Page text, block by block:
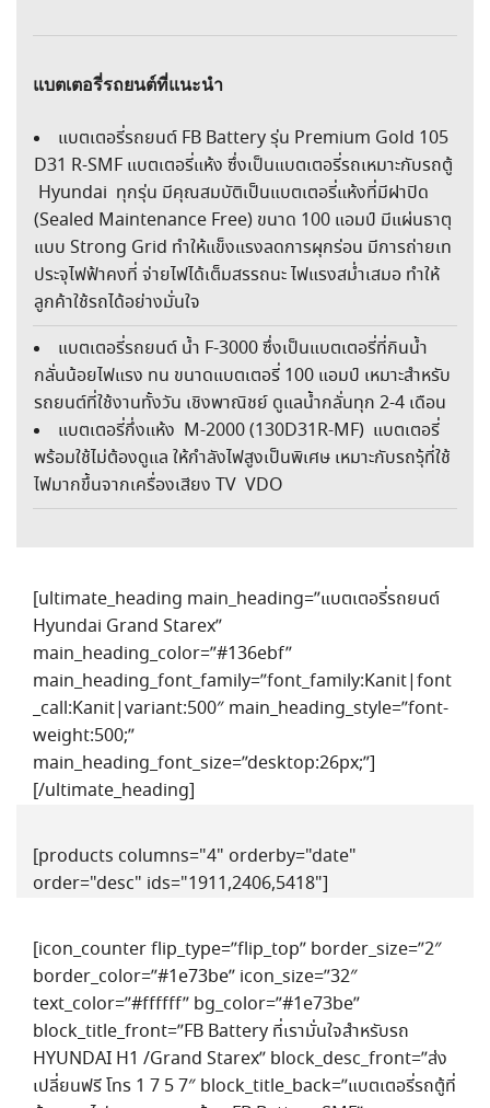
แบตเตอรี่รถยนต์ที่แนะนำ
แบตเตอรี่รถยนต์ FB Battery รุ่น Premium Gold 105
D31 R-SMF แบตเตอรี่แห้ง ซึ่งเป็นแบตเตอรี่รถเหมาะกับรถตู้
Hyundai ทุกรุ่น มีคุณสมบัติเป็นแบตเตอรี่แห้งที่มีฝาปิด
(Sealed Maintenance Free) ขนาด 100 แอมป์ มีแผ่นธาตุ
แบบ Strong Grid ทำให้แข็งแรงลดการผุกร่อน มีการถ่ายเท
ประจุไฟฟ้าคงที่ จ่ายไฟได้เต็มสรรถนะ ไฟแรงสม่ำเสมอ ทำให้
ลูกค้าใช้รถได้อย่างมั่นใจ
แบตเตอรี่รถยนต์ น้ำ F-3000 ซึ่งเป็นแบตเตอรี่ที่กินน้ำ
กลั่นน้อยไฟแรง ทน ขนาดแบตเตอรี่ 100 แอมป์ เหมาะสำหรับ
รถยนต์ที่ใช้งานทั้งวัน เชิงพาณิชย์ ดูแลน้ำกลั่นทุก 2-4 เดือน
แบตเตอรี่กึ่งแห้ง M-2000 (130D31R-MF) แบตเตอรี่
พร้อมใช้ไม่ต้องดูแล ให้กำลังไฟสูงเป็นพิเศษ เหมาะกับรถ๖ุ้ที่ใช้
ไฟมากขึ้นจากเครื่องเสียง TV VDO
[ultimate_heading main_heading=”แบตเตอรี่รถยนต์
Hyundai Grand Starex”
main_heading_color=”#136ebf”
main_heading_font_family=”font_family:Kanit|font
_call:Kanit|variant:500″ main_heading_style=”font-
weight:500;”
main_heading_font_size=”desktop:26px;”]
[/ultimate_heading]
[products columns="4" orderby="date"
order="desc" ids="1911,2406,5418"]
[icon_counter flip_type=”flip_top” border_size=”2″
border_color=”#1e73be” icon_size=”32″
text_color=”#ffffff” bg_color=”#1e73be”
block_title_front=”FB Battery ที่เรามั่นใจสำหรับรถ
HYUNDAI H1 /Grand Starex” block_desc_front=”ส่ง
เปลี่ยนฟรี โทร 1 7 5 7″ block_title_back=”แบตเตอรี่รถตู้ที่